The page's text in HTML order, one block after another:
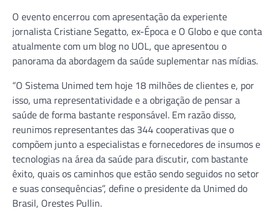
O evento encerrou com apresentação da experiente
jornalista Cristiane Segatto, ex-Época e O Globo e que conta
atualmente com um blog no UOL, que apresentou o
panorama da abordagem da saúde suplementar nas mídias.
“O Sistema Unimed tem hoje 18 milhões de clientes e, por
isso, uma representatividade e a obrigação de pensar a
saúde de forma bastante responsável. Em razão disso,
reunimos representantes das 344 cooperativas que o
compõem junto a especialistas e fornecedores de insumos e
tecnologias na área da saúde para discutir, com bastante
êxito, quais os caminhos que estão sendo seguidos no setor
e suas consequências”, define o presidente da Unimed do
Brasil, Orestes Pullin.